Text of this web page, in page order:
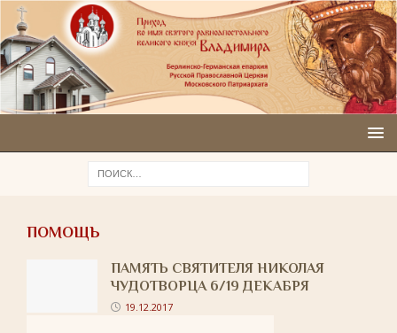
ПОМОЩЬ
ПАМЯТЬ СВЯТИТЕЛЯ НИКОЛАЯ
ЧУДОТВОРЦА 6/19 ДЕКАБРЯ
19.12.2017